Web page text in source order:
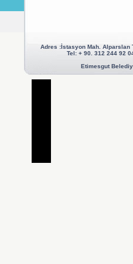
Adres :İstasyon Mah. Alparslan
Tel: + 90. 312 244 92
Etimesgut